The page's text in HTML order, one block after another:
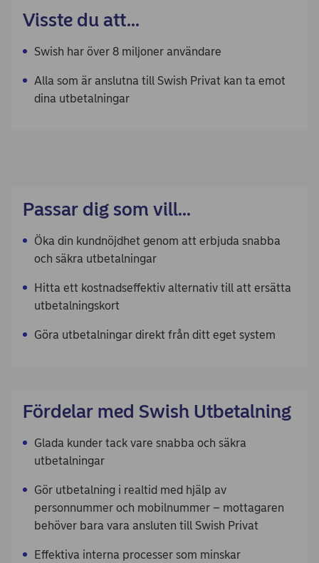
Visste du att...
Swish har över 8 miljoner användare
Alla som är anslutna till Swish Privat kan ta emot
dina utbetalningar
Passar dig som vill...
Öka din kundnöjdhet genom att erbjuda snabba
och säkra utbetalningar
Hitta ett kostnadseffektiv alternativ till att ersätta
utbetalningskort
Göra utbetalningar direkt från ditt eget system
Fördelar med Swish Utbetalning
Glada kunder tack vare snabba och säkra
utbetalningar
Gör utbetalning i realtid med hjälp av
personnummer och mobilnummer – mottagaren
behöver bara vara ansluten till Swish Privat
Effektiva interna processer som minskar